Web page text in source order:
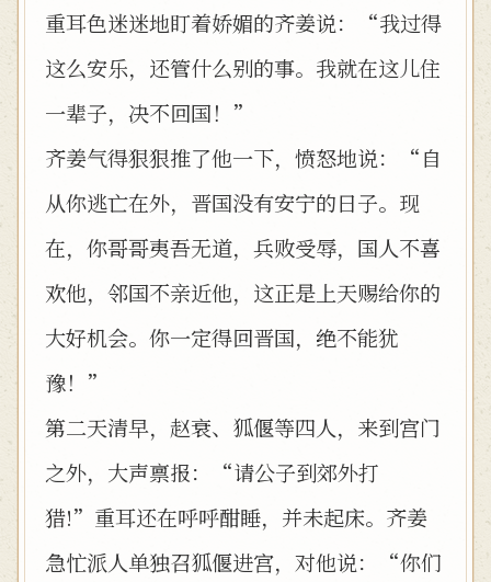
重耳色迷迷地盯着娇媚的齐姜说：“我过得
这么安乐，还管什么别的事。我就在这儿住
一辈子，决不回国！”
齐姜气得狠狠推了他一下，愤怒地说：“自
从你逃亡在外，晋国没有安宁的日子。现
在，你哥哥夷吾无道，兵败受辱，国人不喜
欢他，邻国不亲近他，这正是上天赐给你的
大好机会。你一定得回晋国，绝不能犹
豫！”
第二天清早，赵衰、狐偃等四人，来到宫门
之外，大声禀报：“请公子到郊外打
猎!”重耳还在呼呼酣睡，并未起床。齐姜
急忙派人单独召狐偃进宫，对他说：“你们